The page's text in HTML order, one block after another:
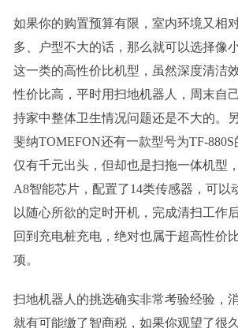
如果你的购置预算有限，室内环境又相
多、户型不大的话，那么就可以选择像
这一类的高性价比机型，虽然深度清洁
性价比高，平时用扫地机器人，周末自
持家中整体卫生情况问题还是不大的。
斐纳TOMEFON还有一款型号为TF-
仅有千元出头，但却也是扫拖一体机型
A8智能芯片，配置了14类传感器，可以
以随心所欲的定时开机，完成清扫工作
回到充电桩充电，绝对也属于超高性价
项。
扫地机器人的挑选确实非常考验经验，
就有可能缴了智商税，如果你观望了很